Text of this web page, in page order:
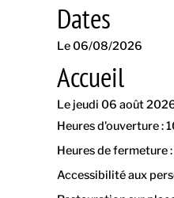
Dates
Le 06/08/2026
Accueil
Le jeudi 06 août
Heures d'ouverture :
Heures de fermeture
Accessibilité aux